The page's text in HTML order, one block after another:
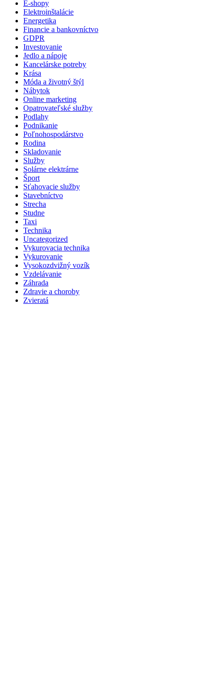
E-shopy
Elektroinštalácie
Energetika
Financie a bankovníctvo
GDPR
Investovanie
Jedlo a nápoje
Kancelárske potreby
Krása
Móda a životný štýl
Nábytok
Online marketing
Opatrovateľské služby
Podlahy
Podnikanie
Poľnohospodárstvo
Rodina
Skladovanie
Služby
Solárne elektrárne
Šport
Sťahovacie služby
Stavebníctvo
Strecha
Studne
Taxi
Technika
Uncategorized
Vykurovacia technika
Vykurovanie
Vysokozdvižný vozík
Vzdelávanie
Záhrada
Zdravie a choroby
Zvieratá